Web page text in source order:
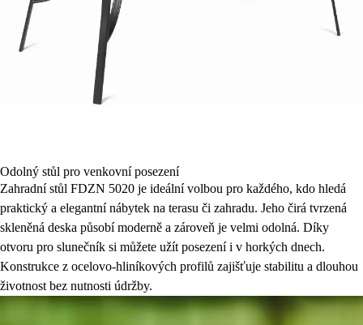
Odolný stůl pro venkovní posezení
Zahradní stůl FDZN 5020 je ideální volbou pro každého, kdo hledá
praktický a elegantní nábytek na terasu či zahradu. Jeho čirá tvrzená
skleněná deska působí moderně a zároveň je velmi odolná. Díky
otvoru pro slunečník si můžete užít posezení i v horkých dnech.
Konstrukce z ocelovo-hliníkových profilů zajišťuje stabilitu a dlouhou
životnost bez nutnosti údržby.